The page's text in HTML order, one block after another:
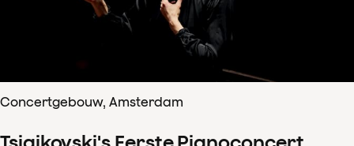
Concertgebouw, Amsterdam